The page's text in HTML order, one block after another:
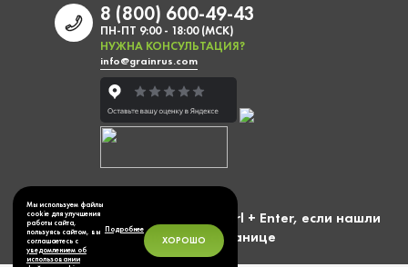
8 (800) 600-49-43
ПН-ПТ 9:00 - 18:00 (МСК)
НУЖНА КОНСУЛЬТАЦИЯ?
info@grainrus.com
Мы используем файлы
cookie для улучшения
работы сайта,
пользуясь сайтом, вы
соглашаетесь с
уведомлением об
использовании
Подробнее
ХОРОШО
Выделите фразу и нажмите Ctrl + Enter, если нашли
ошибку на странице